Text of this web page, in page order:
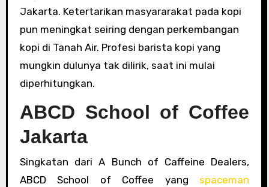
Jakarta. Ketertarikan masyararakat pada kopi
pun meningkat seiring dengan perkembangan
kopi di Tanah Air. Profesi barista kopi yang
mungkin dulunya tak dilirik, saat ini mulai
diperhitungkan.
ABCD School of Coffee
Jakarta
Singkatan dari A Bunch of Caffeine Dealers,
ABCD School of Coffee yang spaceman